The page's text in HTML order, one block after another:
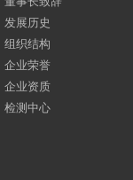
发展历史
组织结构
企业荣誉
企业资质
检测中心